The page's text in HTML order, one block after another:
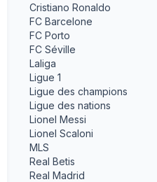
Cristiano Ronaldo
FC Barcelone
FC Porto
FC Séville
Laliga
Ligue 1
Ligue des champions
Ligue des nations
Lionel Messi
Lionel Scaloni
MLS
Real Betis
Real Madrid